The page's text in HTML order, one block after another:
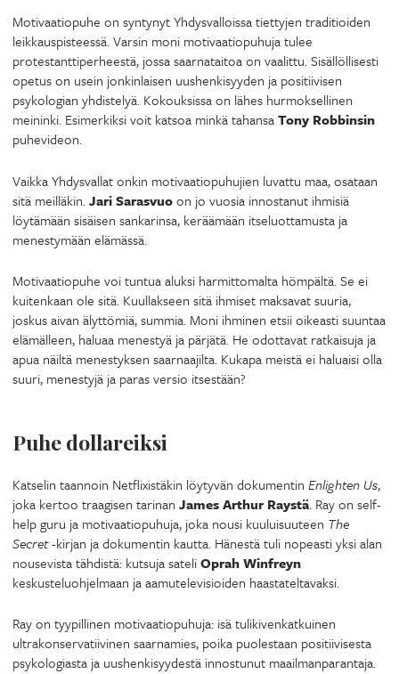
Motivaatiopuhe on syntynyt Yhdysvalloissa tiettyjen traditioiden
leikkauspisteessä. Varsin moni motivaatiopuhuja tulee
protestanttiperheestä, jossa saarnataitoa on vaalittu. Sisällöllisesti
opetus on usein jonkinlaisen uushenkisyyden ja positiivisen
psykologian yhdistelyä. Kokouksissa on lähes hurmoksellinen
meininki. Esimerkiksi voit katsoa minkä tahansaTony Robbinsin
puhevideon.
Vaikka Yhdysvallat onkin motivaatiopuhujien luvattu maa, osataan
sitä meilläkin.Jari Sarasvuoon jo vuosia innostanut ihmisiä
löytämään sisäisen sankarinsa, keräämään itseluottamusta ja
menestymään elämässä.
Motivaatiopuhe voi tuntua aluksi harmittomalta hömpältä. Se ei
kuitenkaan ole sitä. Kuullakseen sitä ihmiset maksavat suuria,
joskus aivan älyttömiä, summia. Moni ihminen etsii oikeasti suuntaa
elämälleen, haluaa menestyä ja pärjätä. He odottavat ratkaisuja ja
apua näiltä menestyksen saarnaajilta. Kukapa meistä ei haluaisi olla
suuri, menestyjä ja paras versio itsestään?
Puhe dollareiksi
Katselin taannoin Netflixistäkin löytyvän dokumentin Enlighten Us,
joka kertoo traagisen tarinan James Arthur Raystä. Ray on self-
help guru ja motivaatiopuhuja, joka nousi kuuluisuuteen The
Secret-kirjan ja dokumentin kautta. Hänestä tuli nopeasti yksi alan
nousevista tähdistä: kutsuja sateliOprah Winfreyn
keskusteluohjelmaan ja aamutelevisioiden haastateltavaksi.
Ray on tyypillinen motivaatiopuhuja: isä tulikivenkatkuinen
ultrakonservatiivinen saarnamies, poika puolestaan positiivisesta
psykologiasta ja uushenkisyydestä innostunut maailmanparantaja.